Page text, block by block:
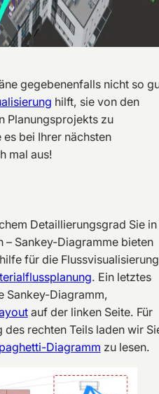
gegebenenfalls nicht so
hilft, sie von den
Planungsprojekts zu
bei Ihrer nächsten
mal aus!
Detaillierungsgrad Sie in
– Sankey-Diagramme bieten
für die Flussvisualisierung
. Ein letztes
Sankey-Diagramm,
auf der linken Seite. Für
rechten Teils laden wir
Diagramm zu lesen.